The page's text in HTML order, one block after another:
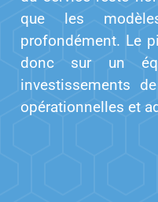
que les
profondément. Le
donc sur un
investissements
opérationnelles et